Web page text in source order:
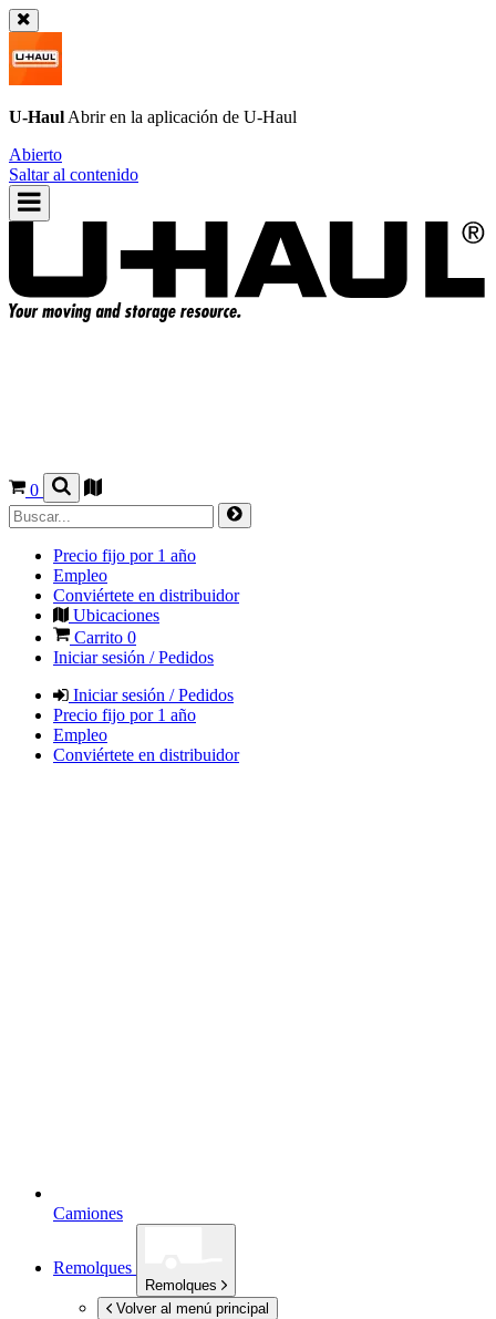
U-Haul Abrir en la aplicación de U-Haul
Abierto
Saltar al contenido
0
Precio fijo por 1 año
Empleo
Conviértete en distribuidor
Ubicaciones
Carrito 0
Iniciar sesión / Pedidos
Iniciar sesión / Pedidos
Precio fijo por 1 año
Empleo
Conviértete en distribuidor
Camiones
Remolques
Remolques
Volver al menú principal